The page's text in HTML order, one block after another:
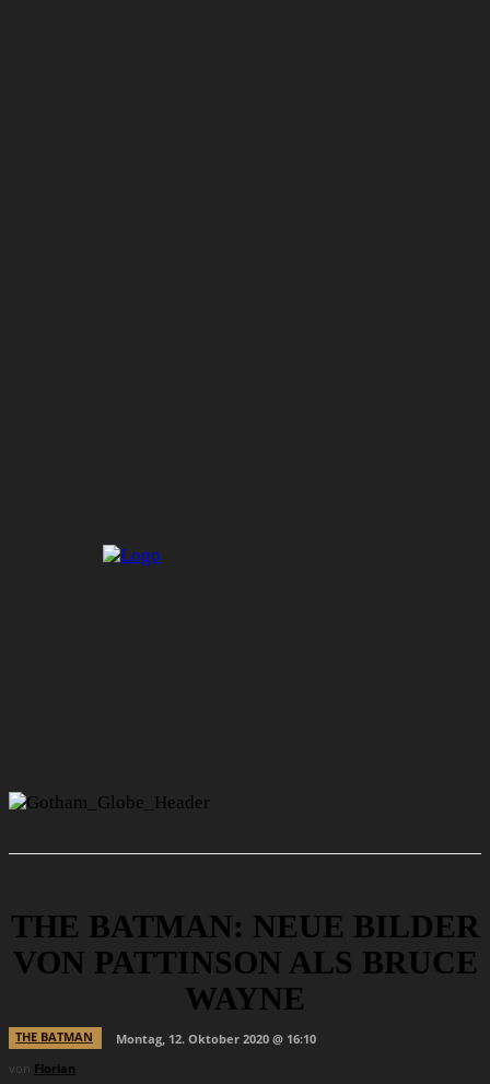
THE BATMAN: NEUE BILDER
VON PATTINSON ALS BRUCE
WAYNE
THE BATMAN
Montag, 12. Oktober 2020 @ 16:10
von Florian